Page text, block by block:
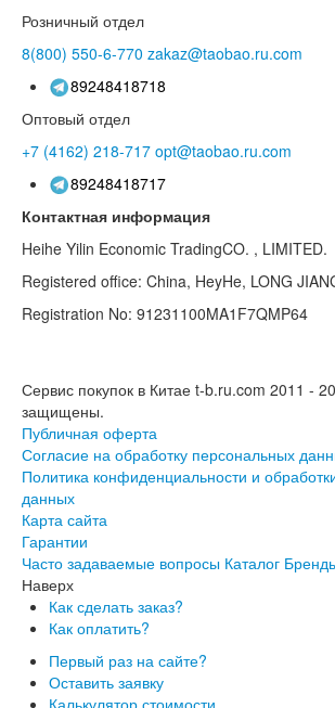
Розничный отдел
8(800) 550-6-770 zakaz@taobao.ru.com
89248418718
Оптовый отдел
+7 (4162) 218-717 opt@taobao.ru.com
89248418717
Контактная информация
Heihe Yilin Economic TradingCO. , LIMITED.
Registered office: China, HeyHe, LONG
Registration No: 91231100MA1F7QMP64
Сервис покупок в Китае t-b.ru.com 2011 -
защищены.
Публичная оферта
Согласие на обработку персональных
Политика конфиденциальности и
данных
Карта сайта
Гарантии
Часто задаваемые вопросы Каталог
Наверх
Как сделать заказ?
Как оплатить?
Первый раз на сайте?
Оставить заявку
Калькулятор стоимости